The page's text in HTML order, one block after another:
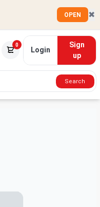
OPEN ✖
0
Login
Sign
up
Search